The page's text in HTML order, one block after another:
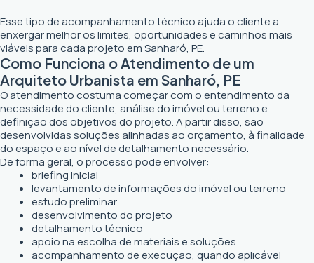
Esse tipo de acompanhamento técnico ajuda o cliente a
enxergar melhor os limites, oportunidades e caminhos mais
viáveis para cada projeto em Sanharó, PE.
Como Funciona o Atendimento de um
Arquiteto Urbanista em Sanharó, PE
O atendimento costuma começar com o entendimento da
necessidade do cliente, análise do imóvel ou terreno e
definição dos objetivos do projeto. A partir disso, são
desenvolvidas soluções alinhadas ao orçamento, à finalidade
do espaço e ao nível de detalhamento necessário.
De forma geral, o processo pode envolver:
briefing inicial
levantamento de informações do imóvel ou terreno
estudo preliminar
desenvolvimento do projeto
detalhamento técnico
apoio na escolha de materiais e soluções
acompanhamento de execução, quando aplicável